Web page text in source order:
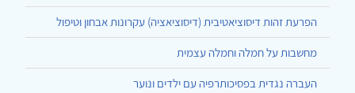
הפרעת זהות דיסוציאטיבית (דיסוציאציה) עקרונות אבחון וטיפול
מחשבות על חמלה וחמלה עצמית
העברה נגדית בפסיכותרפיה עם ילדים ונוער